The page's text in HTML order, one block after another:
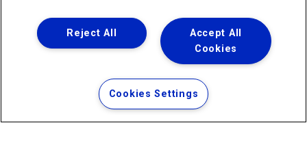
Uma empresa
Copyright ® 2026 - Todos os Direitos Reservados.
Termos Gerais de Uso de Sites e Aplicativos
Política de Privacidade e Proteção de Dados
Accept All
Cookies
Reject All
Cookies Settings